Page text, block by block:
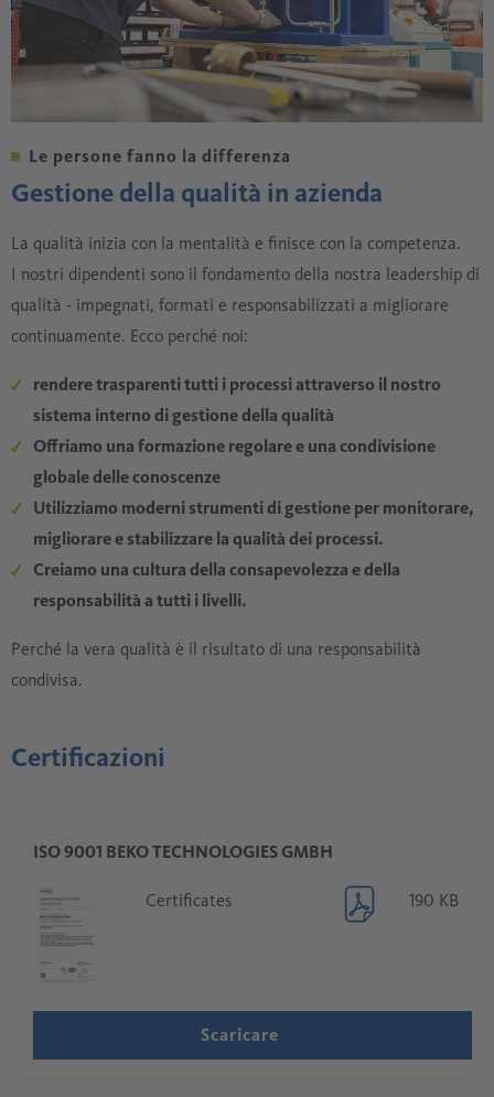
Le persone fanno la differenza
Gestione della qualità in azienda
La qualità inizia con la mentalità e finisce con la competenza.
I nostri dipendenti sono il fondamento della nostra leadership di
qualità - impegnati, formati e responsabilizzati a migliorare
continuamente. Ecco perché noi:
rendere trasparenti tutti i processi attraverso il nostro
sistema interno di gestione della qualità
Offriamo una formazione regolare e una condivisione
globale delle conoscenze
Utilizziamo moderni strumenti di gestione per monitorare,
migliorare e stabilizzare la qualità dei processi.
Creiamo una cultura della consapevolezza e della
responsabilità a tutti i livelli.
Perché la vera qualità è il risultato di una responsabilità
condivisa.
Certificazioni
ISO 9001 BEKO TECHNOLOGIES GMBH
Certificates 190 KB
Scaricare